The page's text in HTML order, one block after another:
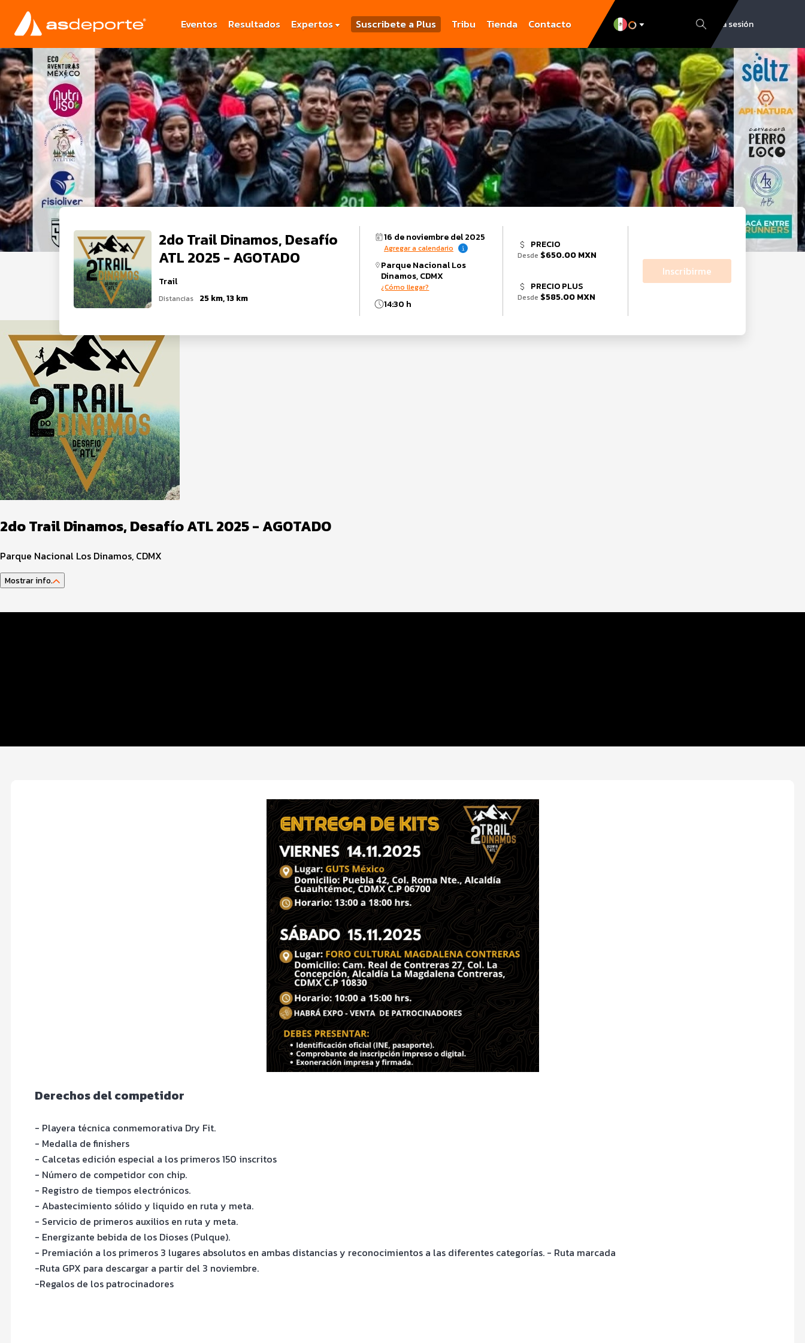
Eventos Resultados Expertos Suscribete a Plus Tribu Tienda Contacto Inicia sesión
2do Trail Dinamos, Desafío
ATL 2025 - AGOTADO
Trail
Distancias 25 km, 13 km
16 de noviembre del 2025
Agregar a calendario
Parque Nacional Los
Dinamos, CDMX
¿Cómo llegar?
14:30 h
PRECIO
Desde $650.00 MXN
PRECIO PLUS
Desde $585.00 MXN
Inscribirme
2do Trail Dinamos, Desafío ATL 2025 - AGOTADO
Parque Nacional Los Dinamos, CDMX
Mostrar info.
Derechos del competidor
- Playera técnica conmemorativa Dry Fit.
- Medalla de finishers
- Calcetas edición especial a los primeros 150 inscritos
- Número de competidor con chip.
- Registro de tiempos electrónicos.
- Abastecimiento sólido y liquido en ruta y meta.
- Servicio de primeros auxilios en ruta y meta.
- Energizante bebida de los Dioses (Pulque).
- Premiación a los primeros 3 lugares absolutos en ambas distancias y reconocimientos a las diferentes categorías. - Ruta marcada
-Ruta GPX para descargar a partir del 3 noviembre.
-Regalos de los patrocinadores